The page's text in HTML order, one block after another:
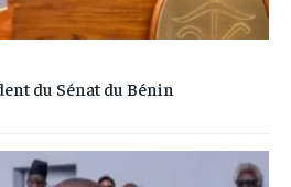
du Sénat du Bénin